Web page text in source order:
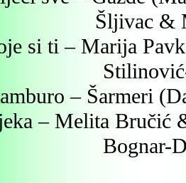
Šljivac &
si ti – Marija
– Šarmeri
– Melita Bručić
Bognar-